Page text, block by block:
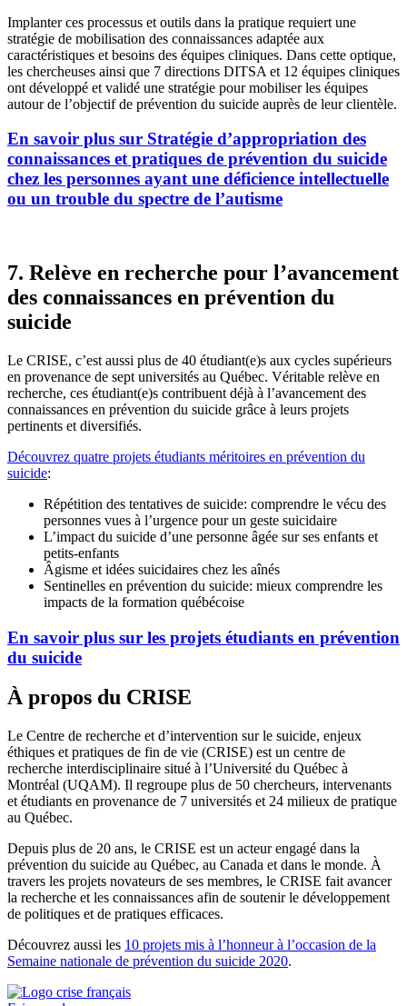
Implanter ces processus et outils dans la pratique requiert une
stratégie de mobilisation des connaissances adaptée aux
caractéristiques et besoins des équipes cliniques. Dans cette optique,
les chercheuses ainsi que 7 directions DITSA et 12 équipes cliniques
ont développé et validé une stratégie pour mobiliser les équipes
autour de l’objectif de prévention du suicide auprès de leur clientèle.
En savoir plus sur Stratégie d’appropriation des
connaissances et pratiques de prévention du suicide
chez les personnes ayant une déficience intellectuelle
ou un trouble du spectre de l’autisme
7. Relève en recherche pour l’avancement
des connaissances en prévention du
suicide
Le CRISE, c’est aussi plus de 40 étudiant(e)s aux cycles supérieurs
en provenance de sept universités au Québec. Véritable relève en
recherche, ces étudiant(e)s contribuent déjà à l’avancement des
connaissances en prévention du suicide grâce à leurs projets
pertinents et diversifiés.
Découvrez quatre projets étudiants méritoires en prévention du
suicide:
Répétition des tentatives de suicide: comprendre le vécu des
personnes vues à l’urgence pour un geste suicidaire
L’impact du suicide d’une personne âgée sur ses enfants et
petits-enfants
Âgisme et idées suicidaires chez les aînés
Sentinelles en prévention du suicide: mieux comprendre les
impacts de la formation québécoise
En savoir plus sur les projets étudiants en prévention
du suicide
À propos du CRISE
Le Centre de recherche et d’intervention sur le suicide, enjeux
éthiques et pratiques de fin de vie (CRISE) est un centre de
recherche interdisciplinaire situé à l’Université du Québec à
Montréal (UQAM). Il regroupe plus de 50 chercheurs, intervenants
et étudiants en provenance de 7 universités et 24 milieux de pratique
au Québec.
Depuis plus de 20 ans, le CRISE est un acteur engagé dans la
prévention du suicide au Québec, au Canada et dans le monde. À
travers les projets novateurs de ses membres, le CRISE fait avancer
la recherche et les connaissances afin de soutenir le développement
de politiques et de pratiques efficaces.
Découvrez aussi les 10 projets mis à l’honneur à l’occasion de la
Semaine nationale de prévention du suicide 2020.